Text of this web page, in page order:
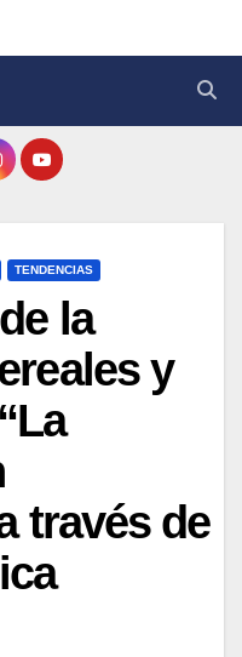
TENDENCIAS
la
y
través de